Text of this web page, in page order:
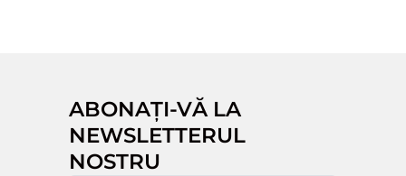
ABONAȚI-VĂ LA
NEWSLETTERUL
NOSTRU